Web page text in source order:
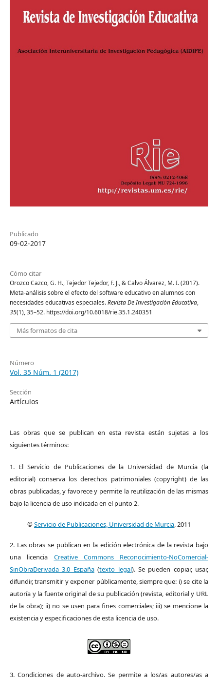
Publicado
09-02-2017
Cómo citar
Orozco Cazco, G. H., Tejedor Tejedor, F. J., & Calvo Álvarez, M. I. (2017).
Meta-análisis sobre el efecto del software educativo en alumnos con
necesidades educativas especiales.Revista De Investigación Educativa,
35(1), 35–52. https://doi.org/10.6018/rie.35.1.240351
Más formatos de cita
Número
Vol. 35 Núm. 1 (2017)
Sección
Artículos
Las obras que se publican en esta revista están sujetas a los
siguientes términos:
1. El Servicio de Publicaciones de la Universidad de Murcia (la
editorial) conserva los derechos patrimoniales (copyright) de las
obras publicadas, y favorece y permite la reutilización de las mismas
bajo la licencia de uso indicada en el punto 2.
©Servicio de Publicaciones, Universidad de Murcia, 2011
2. Las obras se publican en la edición electrónica de la revista bajo
una licencia Creative Commons Reconocimiento-NoComercial-
SinObraDerivada 3.0 España(texto legal). Se pueden copiar, usar,
difundir, transmitir y exponer públicamente, siempre que: i) se cite la
autoría y la fuente original de su publicación (revista, editorial y URL
de la obra); ii) no se usen para fines comerciales; iii) se mencione la
existencia y especificaciones de esta licencia de uso.
3. Condiciones de auto-archivo. Se permite a los/as autores/as a